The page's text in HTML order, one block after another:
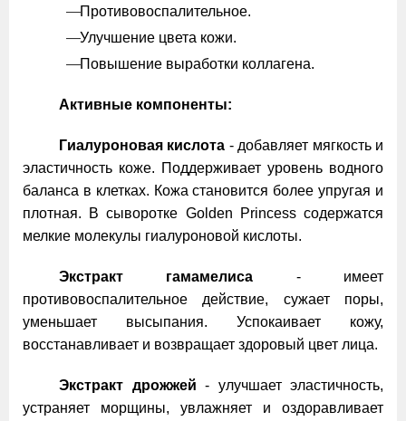
Противовоспалительное.
Улучшение цвета кожи.
Повышение выработки коллагена.
Активные компоненты:
Гиалуроновая кислота - добавляет мягкость и
эластичность коже. Поддерживает уровень водного
баланса в клетках. Кожа становится более упругая и
плотная. В сыворотке Golden Princess содержатся
мелкие молекулы гиалуроновой кислоты.
Экстракт гамамелиса - имеет
противовоспалительное действие, сужает поры,
уменьшает высыпания. Успокаивает кожу,
восстанавливает и возвращает здоровый цвет лица.
Экстракт дрожжей - улучшает эластичность,
устраняет морщины, увлажняет и оздоравливает